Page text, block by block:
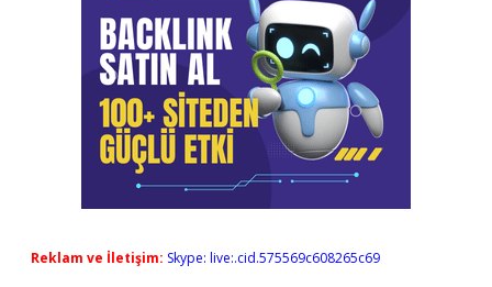
Reklam ve İletişim: Skype: live:.cid.575569c608265c69